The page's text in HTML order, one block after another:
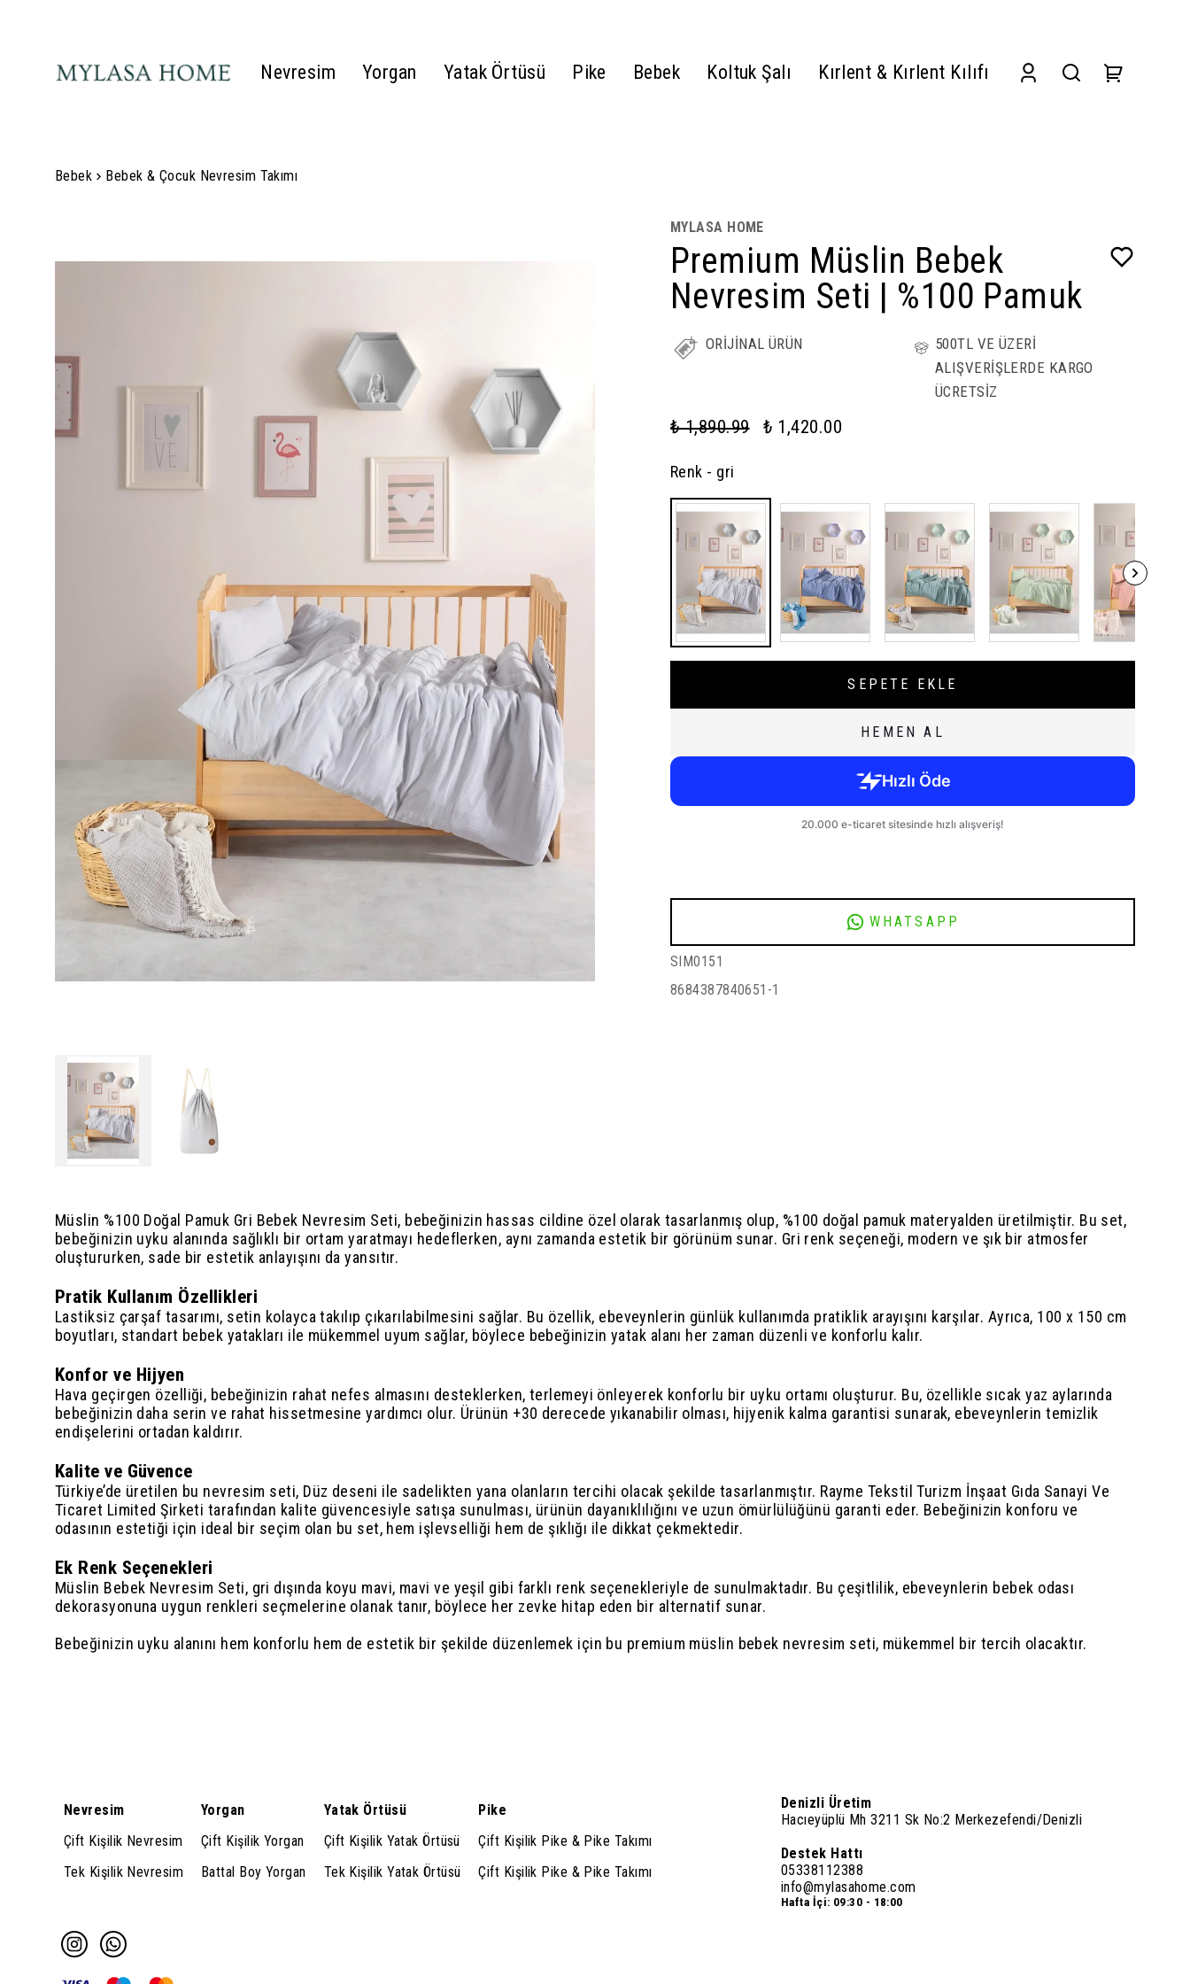
Nevresim Yorgan Yatak Örtüsü Pike Bebek Koltuk Şalı Kırlent & Kırlent Kılıfı
Bebek Bebek & Çocuk Nevresim Takımı
MYLASA HOME
Premium Müslin Bebek
Nevresim Seti | %100 Pamuk
ORİJİNAL ÜRÜN
500TL VE ÜZERİ
ALIŞVERİŞLERDE KARGO
ÜCRETSİZ
₺ 1,890.99 ₺ 1,420.00
Renk - gri
SEPETE EKLE
HEMEN AL
WHATSAPP
SIM0151
8684387840651-1
Müslin %100 Doğal Pamuk Gri Bebek Nevresim Seti, bebeğinizin hassas cildine özel olarak tasarlanmış olup, %100 doğal pamuk materyalden üretilmiştir. Bu set,
bebeğinizin uyku alanında sağlıklı bir ortam yaratmayı hedeflerken, aynı zamanda estetik bir görünüm sunar. Gri renk seçeneği, modern ve şık bir atmosfer
oluştururken, sade bir estetik anlayışını da yansıtır.
Pratik Kullanım Özellikleri
Lastiksiz çarşaf tasarımı, setin kolayca takılıp çıkarılabilmesini sağlar. Bu özellik, ebeveynlerin günlük kullanımda pratiklik arayışını karşılar. Ayrıca, 100 x 150 cm
boyutları, standart bebek yatakları ile mükemmel uyum sağlar, böylece bebeğinizin yatak alanı her zaman düzenli ve konforlu kalır.
Konfor ve Hijyen
Hava geçirgen özelliği, bebeğinizin rahat nefes almasını desteklerken, terlemeyi önleyerek konforlu bir uyku ortamı oluşturur. Bu, özellikle sıcak yaz aylarında
bebeğinizin daha serin ve rahat hissetmesine yardımcı olur. Ürünün +30 derecede yıkanabilir olması, hijyenik kalma garantisi sunarak, ebeveynlerin temizlik
endişelerini ortadan kaldırır.
Kalite ve Güvence
Türkiye’de üretilen bu nevresim seti, Düz deseni ile sadelikten yana olanların tercihi olacak şekilde tasarlanmıştır. Rayme Tekstil Turizm İnşaat Gıda Sanayi Ve
Ticaret Limited Şirketi tarafından kalite güvencesiyle satışa sunulması, ürünün dayanıklılığını ve uzun ömürlülüğünü garanti eder. Bebeğinizin konforu ve
odasının estetiği için ideal bir seçim olan bu set, hem işlevselliği hem de şıklığı ile dikkat çekmektedir.
Ek Renk Seçenekleri
Müslin Bebek Nevresim Seti, gri dışında koyu mavi, mavi ve yeşil gibi farklı renk seçenekleriyle de sunulmaktadır. Bu çeşitlilik, ebeveynlerin bebek odası
dekorasyonuna uygun renkleri seçmelerine olanak tanır, böylece her zevke hitap eden bir alternatif sunar.
Bebeğinizin uyku alanını hem konforlu hem de estetik bir şekilde düzenlemek için bu premium müslin bebek nevresim seti, mükemmel bir tercih olacaktır.
Nevresim
Çift Kişilik Nevresim
Tek Kişilik Nevresim
Yorgan
Çift Kişilik Yorgan
Battal Boy Yorgan
Yatak Örtüsü
Çift Kişilik Yatak Örtüsü
Tek Kişilik Yatak Örtüsü
Pike
Çift Kişilik Pike & Pike Takımı
Çift Kişilik Pike & Pike Takımı
Denizli Üretim
Hacıeyüplü Mh 3211 Sk No:2 Merkezefendi/Denizli
Destek Hattı
05338112388
info@mylasahome.com
Hafta İçi: 09:30 - 18:00